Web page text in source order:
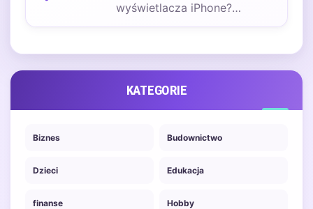
wyświetlacza iPhone?
Obecnie każdy z nas ma swój
KATEGORIE
Biznes Budownictwo
Dzieci Edukacja
finanse Hobby